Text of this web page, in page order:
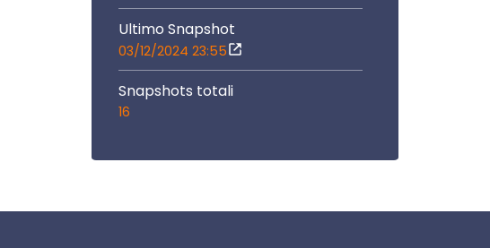
Ultimo Snapshot
03/12/2024 23:55
Snapshots totali
16